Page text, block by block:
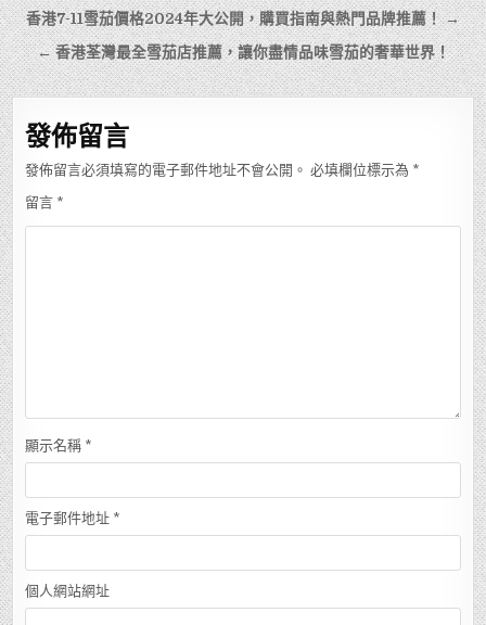
文
章
導
覽
香港7-11雪茄價格2024年大公開，購買指南與熱門品牌推薦！ →
← 香港荃灣最全雪茄店推薦，讓你盡情品味雪茄的奢華世界！
發佈留言
發佈留言必須填寫的電子郵件地址不會公開。 必填欄位標示為 *
留言 *
顯示名稱 *
電子郵件地址 *
個人網站網址